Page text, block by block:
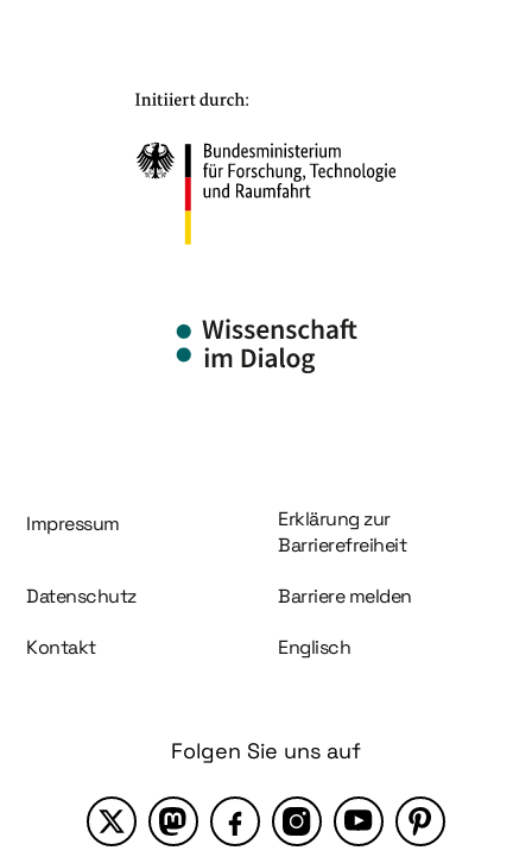
Information und Service
Impressum
Erklärung zur
Barrierefreiheit
Datenschutz Barriere melden
Kontakt Englisch
Folgen Sie uns auf